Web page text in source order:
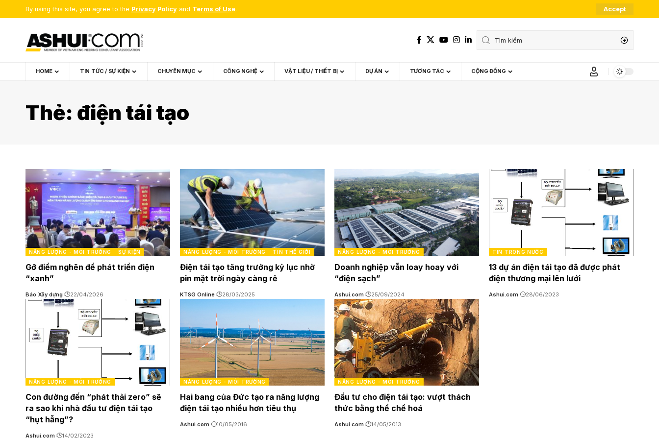
By using this site, you agree to the Privacy Policy and Terms of Use. Accept
HOME TIN TỨC / SỰ KIỆN CHUYÊN MỤC CÔNG NGHỆ VẬT LIỆU / THIẾT BỊ DỰ ÁN TƯƠNG TÁC CỘNG ĐỒNG
Thẻ: điện tái tạo
NĂNG LƯỢNG - MÔI TRƯỜNG SỰ KIỆN
Gỡ điểm nghẽn để phát triển điện
“xanh”
Báo Xây dựng 22/04/2026
NĂNG LƯỢNG - MÔI TRƯỜNG TIN THẾ GIỚI
Điện tái tạo tăng trưởng kỷ lục nhờ
pin mặt trời ngày càng rẻ
KTSG Online 28/03/2025
NĂNG LƯỢNG - MÔI TRƯỜNG
Doanh nghiệp vẫn loay hoay với
“điện sạch”
Ashui.com 25/09/2024
TIN TRONG NƯỚC
13 dự án điện tái tạo đã được phát
điện thương mại lên lưới
Ashui.com 28/06/2023
NĂNG LƯỢNG - MÔI TRƯỜNG
Con đường đến “phát thải zero” sẽ
ra sao khi nhà đầu tư điện tái tạo
“hụt hẫng”?
Ashui.com 14/02/2023
NĂNG LƯỢNG - MÔI TRƯỜNG
Hai bang của Đức tạo ra năng lượng
điện tái tạo nhiều hơn tiêu thụ
Ashui.com 10/05/2016
NĂNG LƯỢNG - MÔI TRƯỜNG
Đầu tư cho điện tái tạo: vượt thách
thức bằng thể chế hoá
Ashui.com 14/05/2013